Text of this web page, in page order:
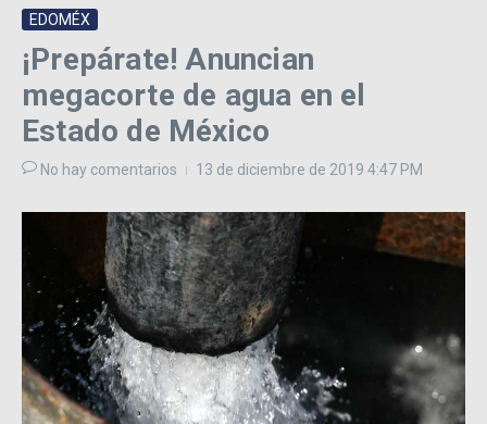
EDOMÉX
¡Prepárate! Anuncian
megacorte de agua en el
Estado de México
No hay comentarios 13 de diciembre de 2019 4:47 PM